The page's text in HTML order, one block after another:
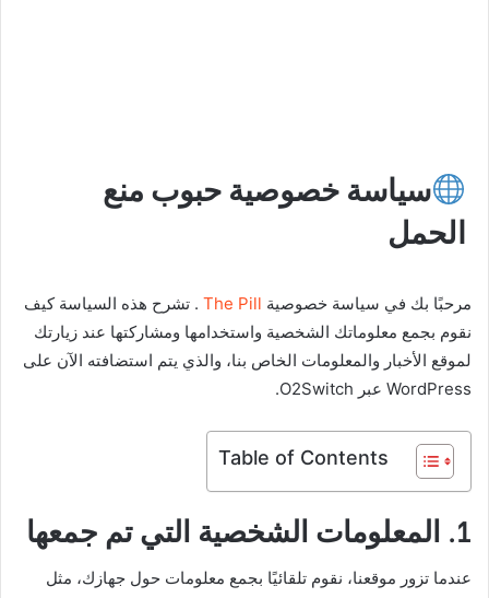
سياسة خصوصية حبوب منع
الحمل
مرحبًا بك في سياسة خصوصية The Pill . تشرح هذه السياسة كيف
نقوم بجمع معلوماتك الشخصية واستخدامها ومشاركتها عند زيارتك
لموقع الأخبار والمعلومات الخاص بنا، والذي يتم استضافته الآن على
WordPress عبر O2Switch.
Table of Contents
1. المعلومات الشخصية التي تم جمعها
عندما تزور موقعنا، نقوم تلقائيًا بجمع معلومات حول جهازك، مثل